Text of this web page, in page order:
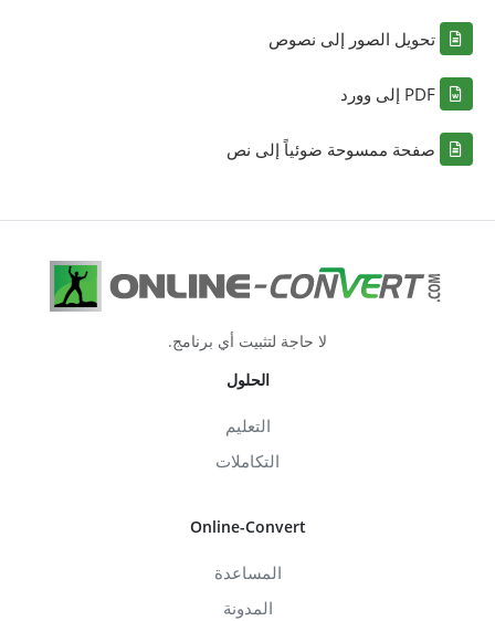
تحويل الصور إلى نصوص
PDF إلى وورد
صفحة ممسوحة ضوئياً إلى نص
لا حاجة لتثبيت أي برنامج.
الحلول
التعليم
التكاملات
Online-Convert
المساعدة
المدونة